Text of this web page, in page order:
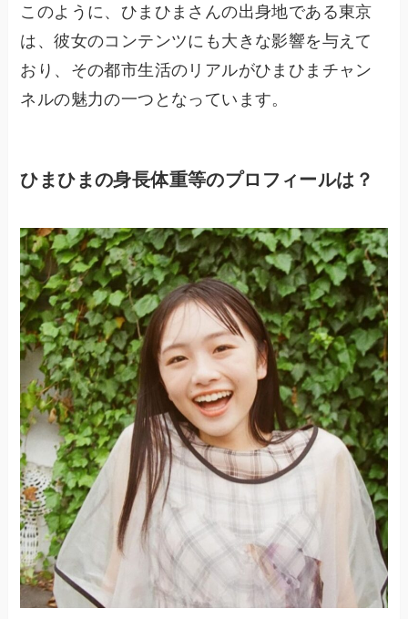
このように、ひまひまさんの出身地である東京
は、彼女のコンテンツにも大きな影響を与えて
おり、その都市生活のリアルがひまひまチャン
ネルの魅力の一つとなっています。
ひまひまの身長体重等のプロフィールは？